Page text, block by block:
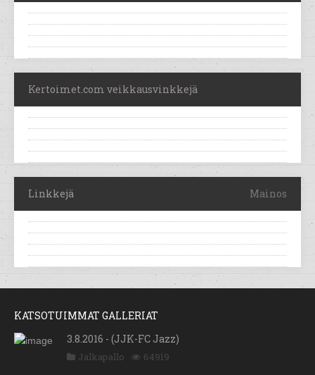
Kertoimet.com veikkausvinkkejä
Linkkejä Mainos
KATSOTUIMMAT GALLERIAT
3.8.2016 - (JJK-FC Jazz)
Jalkapallo 64919